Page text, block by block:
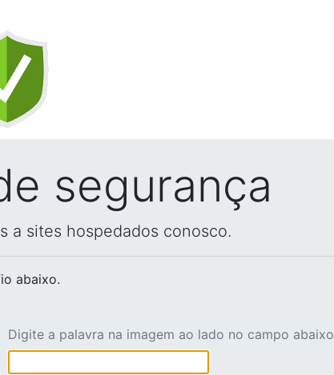
segurança
a sites hospedados conosco.
abaixo.
Digite a palavra na imagem ao lado no campo abaixo